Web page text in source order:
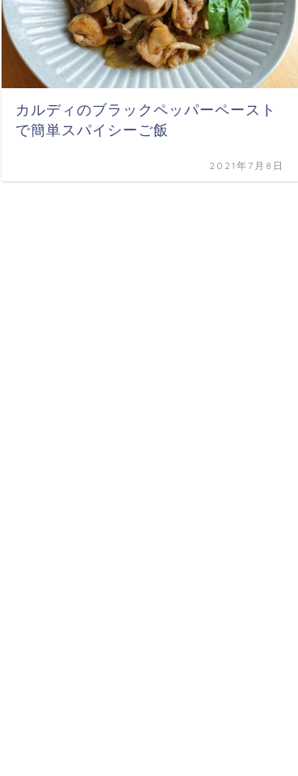
カルディのブラックペッパーペースト
で簡単スパイシーご飯
2021年7月8日